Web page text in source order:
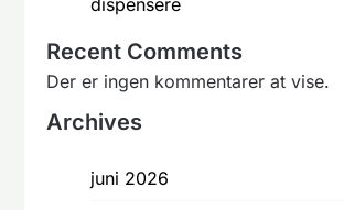
Recent Comments
Der er ingen kommentarer at vise.
Archives
juni 2026